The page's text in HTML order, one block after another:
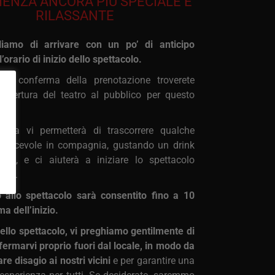
RILASSANTE
di arrivare con un po’ di anticipo
di inizio dello spettacolo.
di conferma della prenotazione troverete
apertura del teatro al pubblico per questo
vi permetterà di trascorrere qualche
in compagnia, gustando un drink
e ci aiuterà a iniziare lo spettacolo
allo spettacolo sarà consentito fino a 10
dell’inizio.
spettacolo, vi preghiamo gentilmente di
proprio fuori dal locale, in modo da
disagio ai nostri vicinie per garantire una